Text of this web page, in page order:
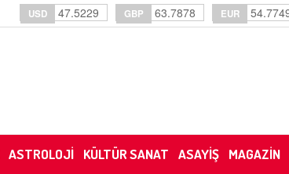
USD 47.5229 GBP 63.7878 EUR
ASTROLOJİ KÜLTÜR SANAT ASAYİŞ MAGAZİN